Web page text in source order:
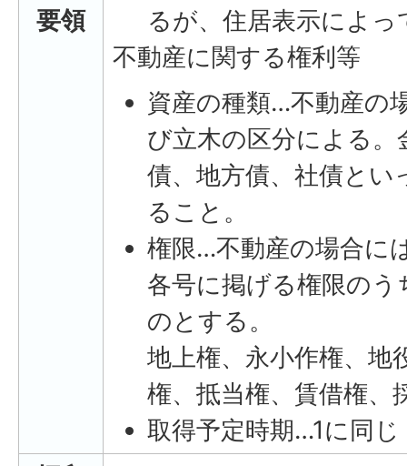
要領
るが、住居表示によ
不動産に関する権利等
資産の種類…不動産の
び立木の区分による
債、地方債、社債と
ること。
権限…不動産の場合に
各号に掲げる権限の
のとする。
地上権、永小作権、地
権、抵当権、賃借権、
取得予定時期…1に同じ